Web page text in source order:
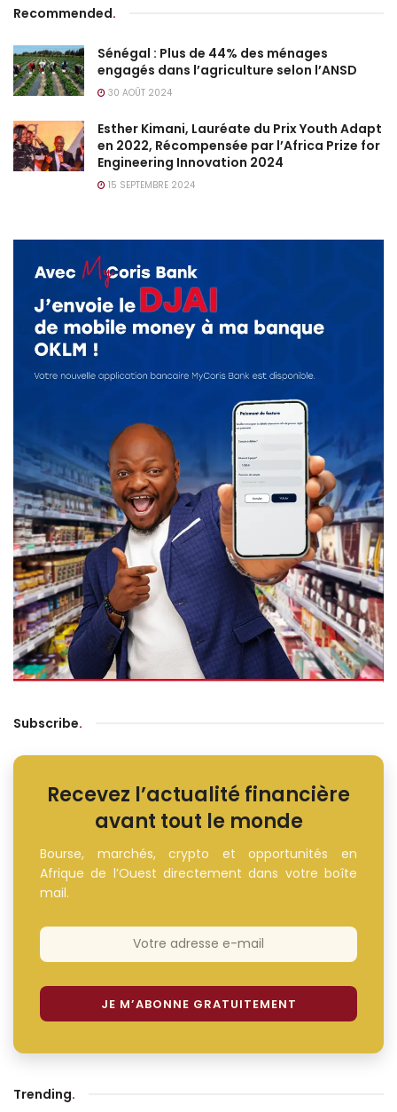
Recommended.
Sénégal : Plus de 44% des ménages
engagés dans l’agriculture selon l’ANSD
30 AOÛT 2024
Esther Kimani, Lauréate du Prix Youth Adapt
en 2022, Récompensée par l’Africa Prize for
Engineering Innovation 2024
15 SEPTEMBRE 2024
Subscribe.
Recevez l’actualité financière
avant tout le monde
Bourse, marchés, crypto et opportunités en
Afrique de l’Ouest directement dans votre boîte
mail.
Trending.